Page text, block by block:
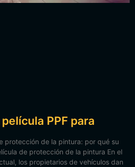
PPF para
protección de la pintura: por qué su
de protección de la pintura En el
los propietarios de vehículos dan